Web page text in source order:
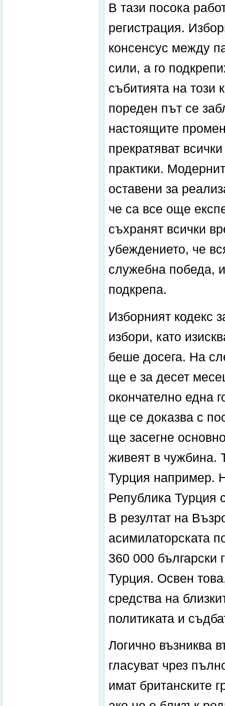
В тази посока
регистрация.
консенсус между
сили, а го
събитията на този
пореден път се
настоящите
прекратяват
практики.
оставени за
че са все още
съхранят всички
убеждението, че
служебна победа,
подкрепа.
Изборният кодекс
избори, като
беше досега. На
ще е за десет
окончателно една
ще се доказва с
ще засегне
живеят в чужбина.
Турция например.
Република Турция
В резултат на
асимилаторската
360 000 български
Турция. Освен
средства на
политиката и
Логично възниква
гласуват чрез
имат британските